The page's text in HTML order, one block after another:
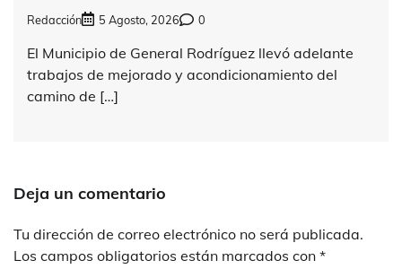
Redacción 5 Agosto, 2026 0
El Municipio de General Rodríguez llevó adelante
trabajos de mejorado y acondicionamiento del
camino de […]
Deja un comentario
Tu dirección de correo electrónico no será publicada.
Los campos obligatorios están marcados con *